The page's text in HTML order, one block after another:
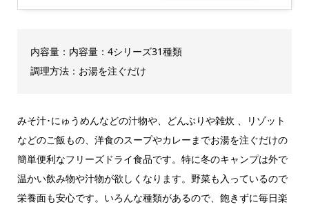
内容量：内容量：4シリーズ31種類
調理方法：お湯を注ぐだけ
みそ汁･にゅうめんなどの汁物や、どんぶりや雑炊 、リゾット
などのご飯もの、洋食のスープやカレーまでお湯を注ぐだけの
簡単便利なフリーズドライ食品です。特に冬のキャンプは外で
温かい飲み物や汁物が欲しくなります。野菜も入っているので
栄養面も安心です。いろんな種類があるので、飽きずに毎日楽